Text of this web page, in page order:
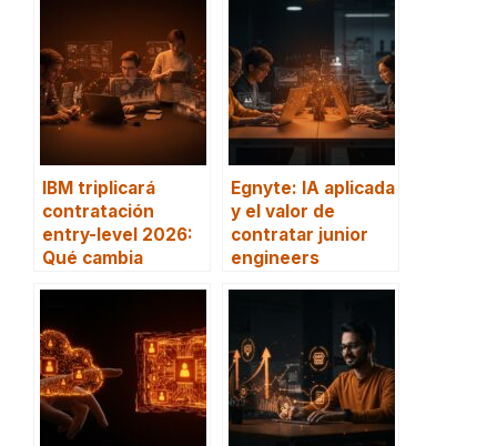
IBM triplicará
contratación
entry-level 2026:
Qué cambia
Egnyte: IA aplicada
y el valor de
contratar junior
engineers